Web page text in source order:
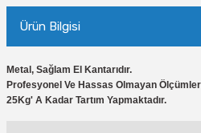
Ürün Bilgisi
Metal, Sağlam El Kantarıdır.
Profesyonel Ve Hassas Olmayan
25Kg' A Kadar Tartım Yapmaktadır.